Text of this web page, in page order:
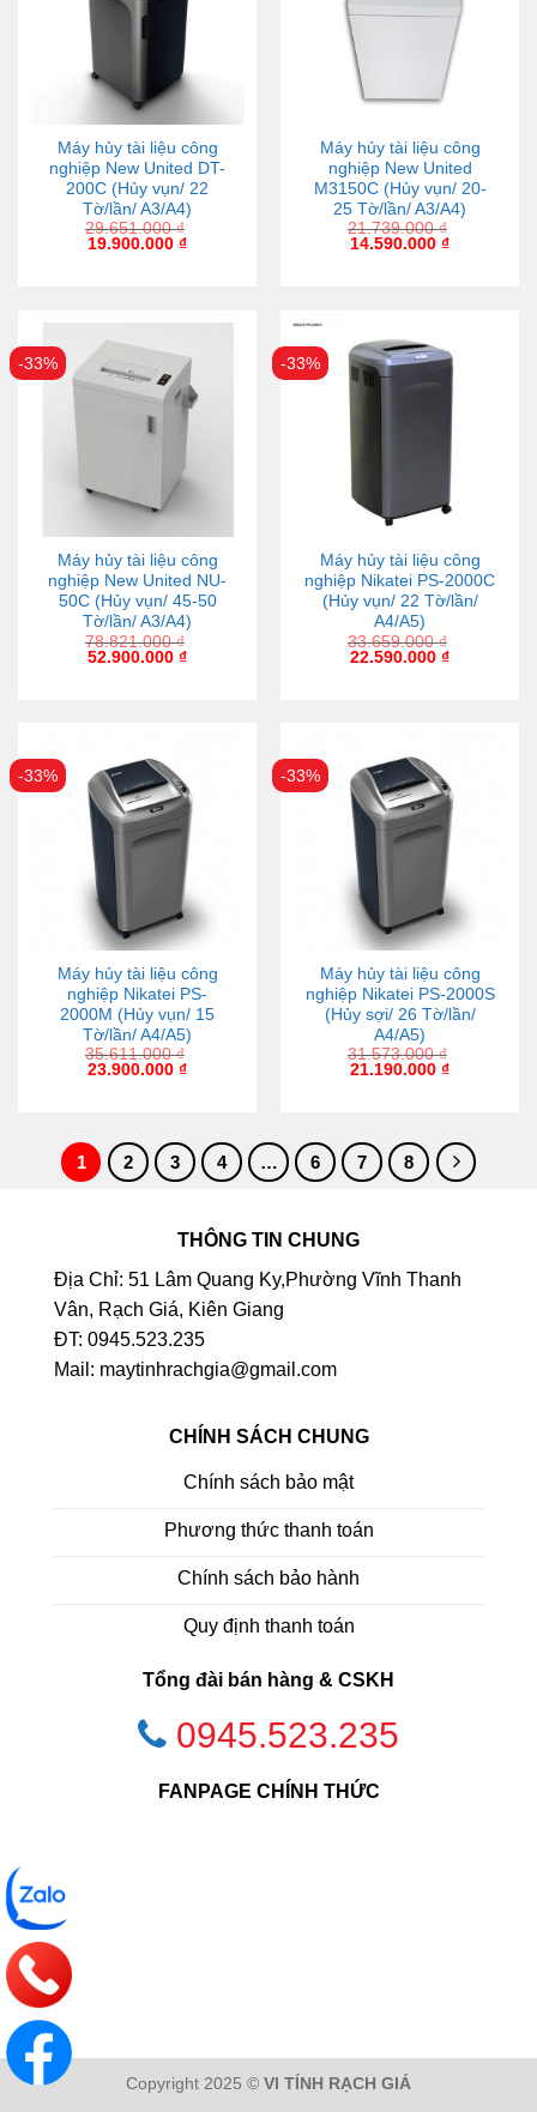
Máy hủy tài liệu công
nghiệp New United DT-
200C (Hủy vụn/ 22
Tờ/lần/ A3/A4)
29.651.000₫
19.900.000 ₫
Máy hủy tài liệu công
nghiệp New United
M3150C (Hủy vụn/ 20-
25 Tờ/lần/ A3/A4)
21.739.000₫
14.590.000 ₫
-33%
Máy hủy tài liệu công
nghiệp New United NU-
50C (Hủy vụn/ 45-50
Tờ/lần/ A3/A4)
78.821.000₫
52.900.000 ₫
-33%
Máy hủy tài liệu công
nghiệp Nikatei PS-2000C
(Hủy vụn/ 22 Tờ/lần/
A4/A5)
33.659.000₫
22.590.000 ₫
-33%
Máy hủy tài liệu công
nghiệp Nikatei PS-
2000M (Hủy vụn/ 15
Tờ/lần/ A4/A5)
35.611.000₫
23.900.000 ₫
-33%
Máy hủy tài liệu công
nghiệp Nikatei PS-2000S
(Hủy sợi/ 26 Tờ/lần/
A4/A5)
31.573.000₫
21.190.000 ₫
1 2 3 4 … 6 7 8
THÔNG TIN CHUNG
Địa Chỉ: 51 Lâm Quang Ky,Phường Vĩnh Thanh
Vân, Rạch Giá, Kiên Giang
ĐT: 0945.523.235
Mail: maytinhrachgia@gmail.com
CHÍNH SÁCH CHUNG
Chính sách bảo mật
Phương thức thanh toán
Chính sách bảo hành
Quy định thanh toán
Tổng đài bán hàng & CSKH
0945.523.235
FANPAGE CHÍNH THỨC
Copyright 2025 © VI TÍNH RẠCH GIÁ